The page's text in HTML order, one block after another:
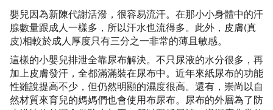
嬰兒因為新陳代謝活潑，很容易流汗。在那小小身體中的汗
腺數量跟成人一樣多，所以汗水也流得多。此外，皮膚(真
皮)相較於成人厚度只有三分之一非常的薄且敏感。
這樣的小嬰兒排泄全靠尿布解決。不只尿液的水分很多，再
加上皮膚發汗，全都滿滿裝在尿布中。近年來紙尿布的功能
性雖說提高不少，但仍然明顯的濕度很高。還有，崇尚以自
然材質來育兒的媽媽們也會使用布尿布。尿布的外層為了防